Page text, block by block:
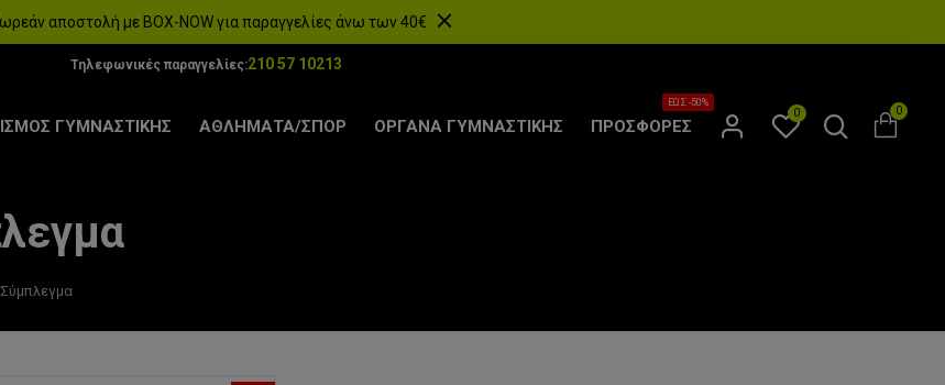
αποστολή με BOX-NOW για παραγγελίες άνω των 40€
Τηλεφωνικές παραγγελίες:210 57 10213
ΓΥΜΝΑΣΤΙΚΗΣ ΑΘΛΗΜΑΤΑ/ΣΠΟΡ ΟΡΓΑΝΑ ΓΥΜΝΑΣΤΙΚΗΣ ΠΡΟΣΦΟΡΕΣ
ΕΩΣ -50%
0 0